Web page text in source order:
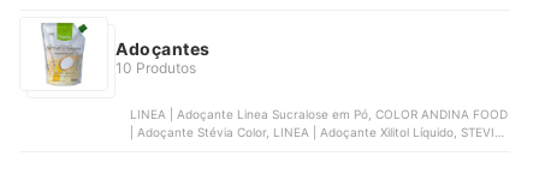
Adoçantes
10 Produtos
LINEA | Adoçante Linea Sucralose em Pó, COLOR ANDINA FOOD
| Adoçante Stévia Color, LINEA | Adoçante Xilitol Líquido, STEVITA